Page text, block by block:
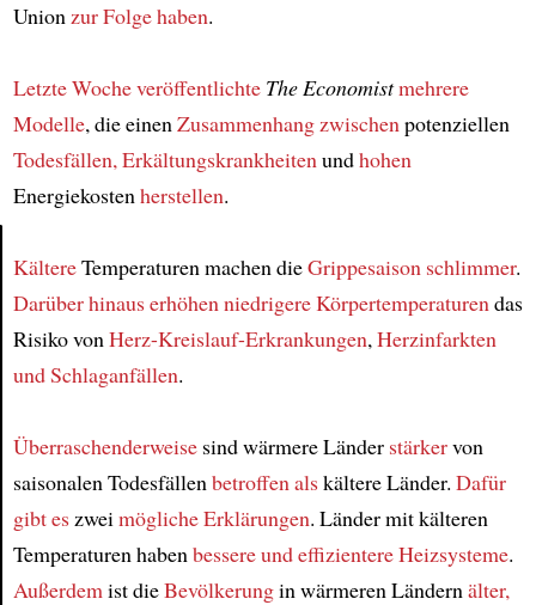
Article
Unionzur Folge haben.
Letzte Wocheveröffentlichte The Economistmehrere
Modelle, die einenZusammenhangzwischenpotenziellen
Todesfällen, Erkältungskrankheitenundhohen
Energiekostenherstellen.
KältereTemperaturen machen dieGrippesaison schlimmer.
Darüber hinauserhöhenniedrigere Körpertemperaturendas
Risiko vonHerz-Kreislauf-Erkrankungen,Herzinfarkten
und Schlaganfällen.
Überraschenderweisesind wärmere Länder stärkervon
saisonalen Todesfällenbetroffen alskältere Länder. Dafür
gibt eszweimögliche Erklärungen. Länder mit kälteren
Temperaturen habenbessere und effizientere Heizsysteme.
Außerdemist dieBevölkerungin wärmeren Ländernälter,